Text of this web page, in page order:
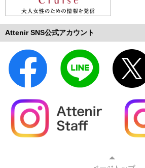
Attenir SNS公式アカウント